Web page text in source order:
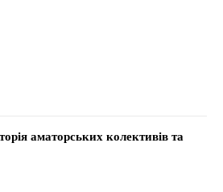
аматорських колективів та